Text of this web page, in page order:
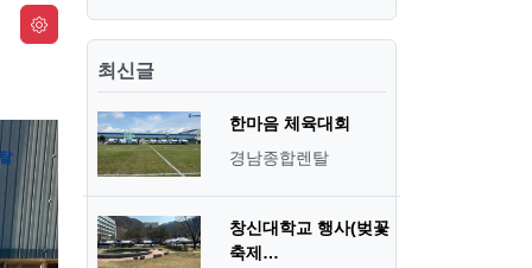
최신글
한마음 체육대회
경남종합렌탈
창신대학교 행사(벚꽃
축제…